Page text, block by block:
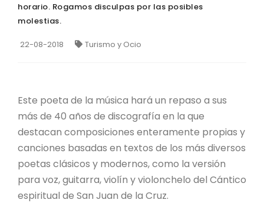
horario. Rogamos disculpas por las posibles
molestias.
22-08-2018 Turismo y Ocio
Este poeta de la música hará un repaso a sus
más de 40 años de discografía en la que
destacan composiciones enteramente propias y
canciones basadas en textos de los más diversos
poetas clásicos y modernos, como la versión
para voz, guitarra, violín y violonchelo del Cántico
espiritual de San Juan de la Cruz.